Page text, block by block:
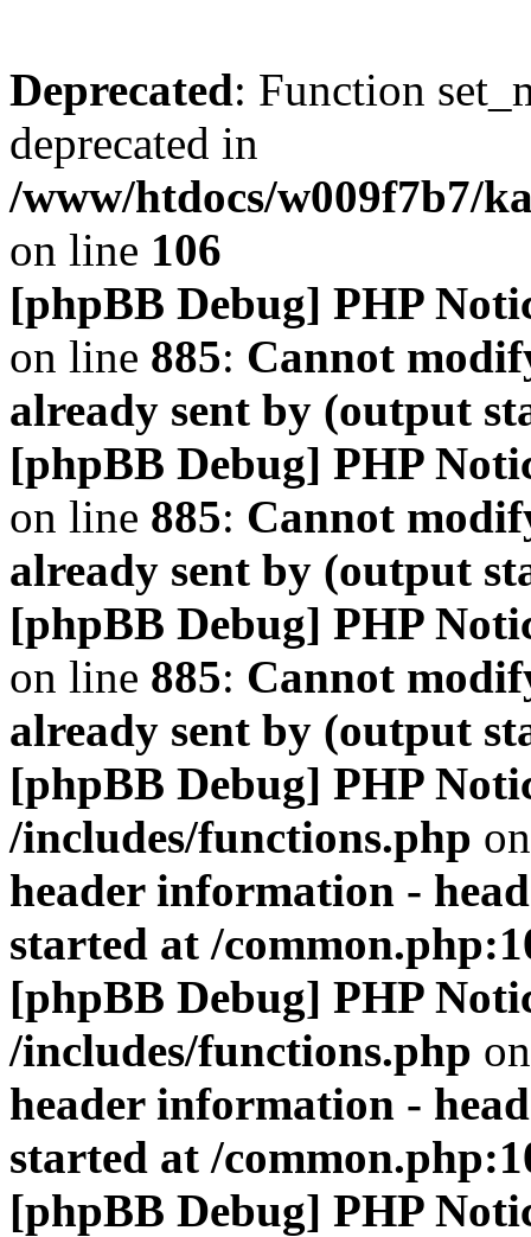
Deprecated: Function
deprecated in
/www/htdocs/w009f7b7/
on line 106
[phpBB Debug] PHP
on line 885: Cannot
already sent by (output
[phpBB Debug] PHP
on line 885: Cannot
already sent by (output
[phpBB Debug] PHP
on line 885: Cannot
already sent by (output
[phpBB Debug] PHP
/includes/functions.php
header information -
started at /
[phpBB Debug] PHP
/includes/functions.php
header information -
started at /
[phpBB Debug] PHP